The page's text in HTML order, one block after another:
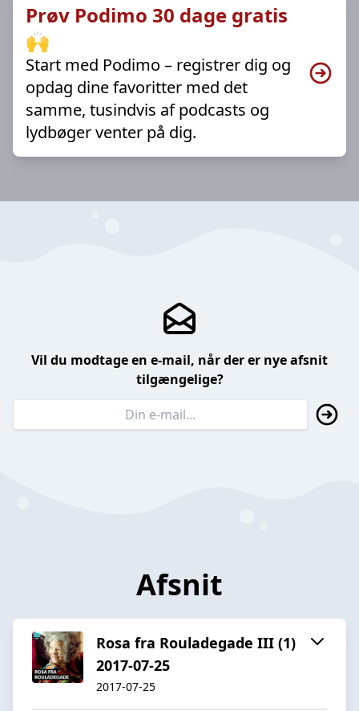
Prøv Podimo 30 dage gratis
🙌
Start med Podimo – registrer dig og
opdag dine favoritter med det
samme, tusindvis af podcasts og
lydbøger venter på dig.
Vil du modtage en e-mail, når der er nye afsnit
tilgængelige?
Afsnit
Rosa fra Rouladegade III (1)
2017-07-25
2017-07-25